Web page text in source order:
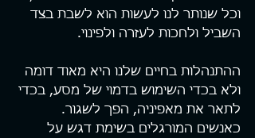
וכל שנותר לנו לעשות הוא לשבת בצד
השביל ולחכות לעזרה ולפינוי.
ההתנהלות בחיים שלנו היא מאוד דומה
ולא בכדי השימוש בדמוי של מסע, בכדי
לתאר את מאפיניה, הפך לשגור.
כאנשים המורגלים בשימת דגש על